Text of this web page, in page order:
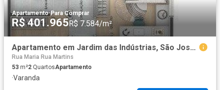
Apartamento·Para Comprar
R$ 401.965R$ 7.584/m²
Apartamento em Jardim das Indústrias, São José dos Campos/SP de 0m² 2 quartos à venda por R$ 401.965
Rua Maria Rua Martins
53 m²2 QuartosApartamento
·Varanda